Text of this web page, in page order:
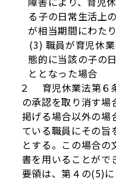
る子の日常生活上
が相当期間にわた
(3) 職員が育児休業
態的に当該の子の
ととなった場合
２ 育児休業法第６
の承認を取り消す場
掲げる場合以外の場
ている職員にその旨
とする。この場合
書を用いることがで
要領は、第４の(5)に